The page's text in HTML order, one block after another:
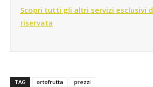
Scopri tutti gli altri servizi esclusivi
riservata
TAG ortofrutta prezzi